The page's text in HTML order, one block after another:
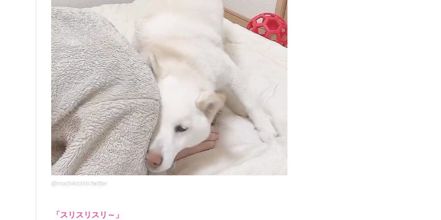
@mochikichiiii/twitter
「スリスリスリ～」